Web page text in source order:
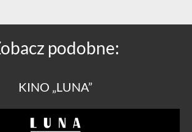
podobne:
KINO „LUNA”